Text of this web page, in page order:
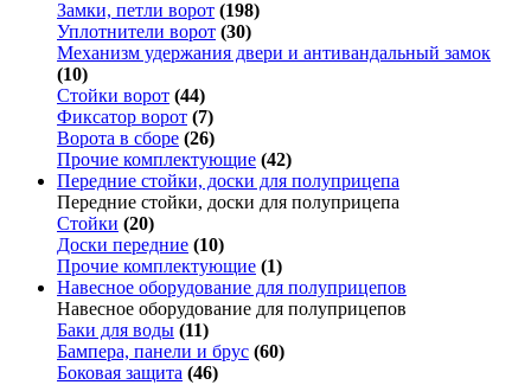
Замки, петли ворот (198)
Уплотнители ворот (30)
Механизм удержания двери и антивандальный замок
(10)
Стойки ворот (44)
Фиксатор ворот (7)
Ворота в сборе (26)
Прочие комплектующие (42)
Передние стойки, доски для полуприцепа
Передние стойки, доски для полуприцепа
Стойки (20)
Доски передние (10)
Прочие комплектующие (1)
Навесное оборудование для полуприцепов
Навесное оборудование для полуприцепов
Баки для воды (11)
Бампера, панели и брус (60)
Боковая защита (46)